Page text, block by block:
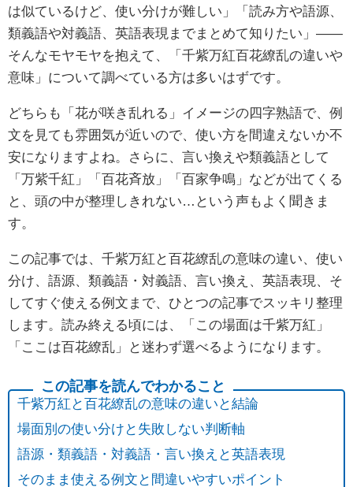
は似ているけど、使い分けが難しい」「読み方や語源、
類義語や対義語、英語表現までまとめて知りたい」——
そんなモヤモヤを抱えて、「千紫万紅百花繚乱の違いや
意味」について調べている方は多いはずです。
どちらも「花が咲き乱れる」イメージの四字熟語で、例
文を見ても雰囲気が近いので、使い方を間違えないか不
安になりますよね。さらに、言い換えや類義語として
「万紫千紅」「百花斉放」「百家争鳴」などが出てくる
と、頭の中が整理しきれない…という声もよく聞きま
す。
この記事では、千紫万紅と百花繚乱の意味の違い、使い
分け、語源、類義語・対義語、言い換え、英語表現、そ
してすぐ使える例文まで、ひとつの記事でスッキリ整理
します。読み終える頃には、「この場面は千紫万紅」
「ここは百花繚乱」と迷わず選べるようになります。
千紫万紅と百花繚乱の意味の違いと結論
場面別の使い分けと失敗しない判断軸
語源・類義語・対義語・言い換えと英語表現
そのまま使える例文と間違いやすいポイント